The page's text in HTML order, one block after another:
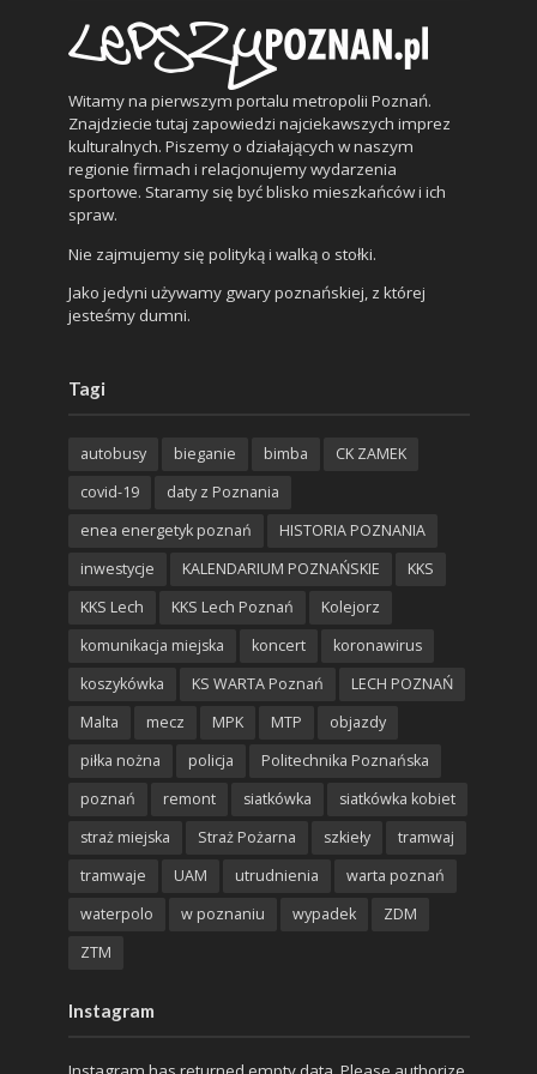
Witamy na pierwszym portalu metropolii Poznań.
Znajdziecie tutaj zapowiedzi najciekawszych imprez
kulturalnych. Piszemy o działających w naszym
regionie firmach i relacjonujemy wydarzenia
sportowe. Staramy się być blisko mieszkańców i ich
spraw.
Nie zajmujemy się polityką i walką o stołki.
Jako jedyni używamy gwary poznańskiej, z której
jesteśmy dumni.
Tagi
autobusy bieganie bimba
CK ZAMEK
covid-19
daty z Poznania
enea energetyk poznań
HISTORIA POZNANIA
inwestycje
KALENDARIUM POZNAŃSKIE
KKS
KKS Lech
KKS Lech Poznań
Kolejorz
komunikacja miejska
koncert
koronawirus
koszykówka
KS WARTA Poznań
LECH POZNAŃ
Malta
mecz MPK MTP
objazdy
piłka nożna
policja
Politechnika Poznańska
poznań
remont siatkówka
siatkówka kobiet
straż miejska
Straż Pożarna szkieły
tramwaj
tramwaje
UAM utrudnienia
warta poznań
waterpolo
w poznaniu wypadek
ZDM
ZTM
Instagram